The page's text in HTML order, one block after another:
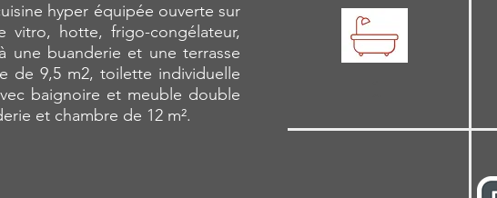
hyper équipée ouverte sur
vitro, hotte, frigo-congélateur,
une buanderie et une terrasse
de 9,5 m2, toilette individuelle
baignoire et meuble double
et chambre de 12 m².